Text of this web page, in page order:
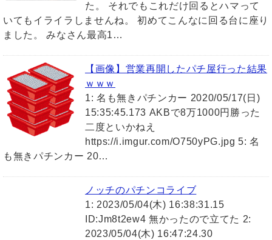
た。 それでもこれだけ回るとハマって
いてもイライラしませんね。 初めてこんなに回る台に座り
ました。 みなさん最高1…
【画像】営業再開したパチ屋行った結果
ｗｗｗ
1: 名も無きパチンカー 2020/05/17(日)
15:35:45.173 AKBで8万1000円勝った
二度といかねえ
https://i.imgur.com/O750yPG.jpg 5: 名
も無きパチンカー 20…
ノッチのパチンコライブ
1: 2023/05/04(木) 16:38:31.15
ID:Jm8t2ew4 無かったので立てた 2:
2023/05/04(木) 16:47:24.30